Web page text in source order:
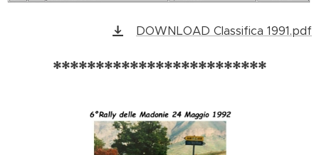
DOWNLOAD Classifica 1991.pdf
*************************